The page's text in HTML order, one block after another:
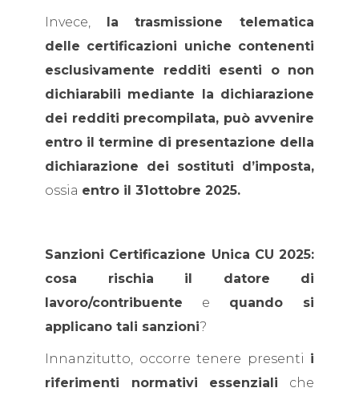
Invece, la trasmissione telematica
delle certificazioni uniche contenenti
esclusivamente redditi esenti o non
dichiarabili mediante la dichiarazione
dei redditi precompilata, può avvenire
entro il termine di presentazione della
dichiarazione dei sostituti d’imposta,
ossia entro il 31ottobre 2025.
Sanzioni Certificazione Unica CU 2025:
cosa rischia il datore di
lavoro/contribuente e quando si
applicano tali sanzioni?
Innanzitutto, occorre tenere presenti i
riferimenti normativi essenziali che